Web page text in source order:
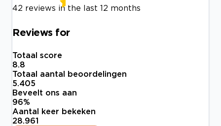
42 reviews in the last 12 months
Reviews for
Totaal score
8.8
Totaal aantal beoordelingen
5.405
Beveelt ons aan
96%
Aantal keer bekeken
28.961